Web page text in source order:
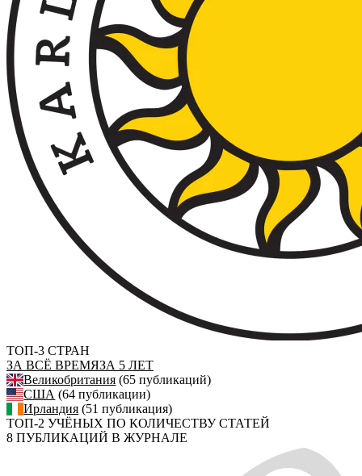
ТОП-3 СТРАН
ЗА ВСЁ ВРЕМЯЗА 5 ЛЕТ
Великобритания (65 публикаций)
США (64 публикации)
Ирландия (51 публикация)
ТОП-2 УЧЁНЫХ ПО КОЛИЧЕСТВУ СТАТЕЙ
8 ПУБЛИКАЦИЙ В ЖУРНАЛЕ